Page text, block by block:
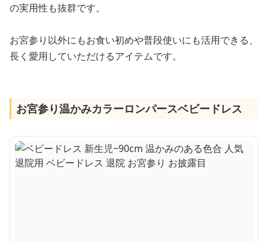
の実用性も抜群です。
お宮参り以外にもお食い初めや普段使いにも活用できる、
長く愛用していただけるアイテムです。
お宮参り温かみカラーロンパースベビードレス